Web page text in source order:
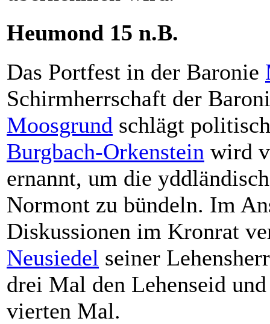
Heumond 15 n.B.
Das Portfest in der Baronie
Schirmherrschaft der
Moosgrund schlägt
Burgbach-Orkenstein wird
ernannt, um die
Normont zu bündeln. Im
Diskussionen im Kronrat
Neusiedel seiner
drei Mal den Lehenseid
vierten Mal.